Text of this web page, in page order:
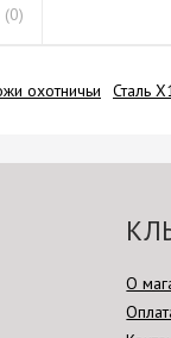
(0)
охотничьи Сталь
О